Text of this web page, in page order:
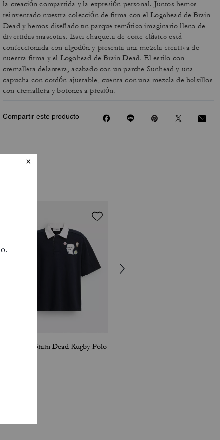
la creación compartida y la expresión personal. Juntos hemos
reinventado nuestra colección de firma con el Logohead de Brain
Dead y hemos diseñado un parque temático imaginario lleno de
divertidas mascotas. Esta chaqueta de corte clásico está
confeccionada con algodón y presenta una mezcla creativa de
nuestra firma y el Logohead de Brain Dead. El estilo con
cremallera delantera, acabado con un parche Sunhead y una
capucha con cordón ajustable, cuenta con una mezcla de bolsillos
con cremallera y botones a presión.
Compartir este producto
Coach | Brain Dead Rugby Polo